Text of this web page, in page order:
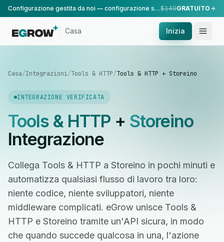
Configurazione gestita da noi — configurazione standard, eseguita dal nostro team.$149GRATUITO
Casa Inizia
Casa/Integrazioni/Tools & HTTP/Tools & HTTP + Storeino
INTEGRAZIONE VERIFICATA
Tools & HTTP+ Storeino
Integrazione
Collega Tools & HTTP a Storeino in pochi minuti e
automatizza qualsiasi flusso di lavoro tra loro:
niente codice, niente sviluppatori, niente
middleware complicati. eGrow unisce Tools &
HTTP e Storeino tramite un'API sicura, in modo
che quando succede qualcosa in una, l'azione